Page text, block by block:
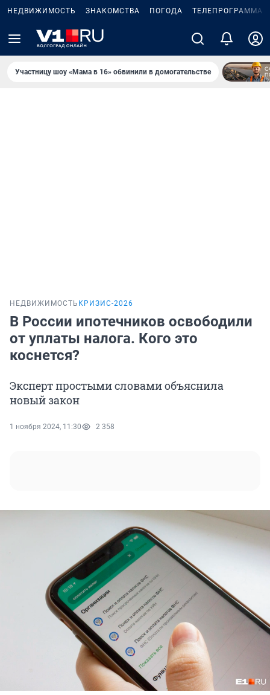
НЕДВИЖИМОСТЬ ЗНАКОМСТВА ПОГОДА ТЕЛЕПРОГРАММА
Участницу шоу «Мама в 16» обвинили в домогательстве
НЕДВИЖИМОСТЬ КРИЗИС-2026
В России ипотечников освободили
от уплаты налога. Кого это
коснется?
Эксперт простыми словами объяснила
новый закон
1 ноября 2024, 11:30 2 358